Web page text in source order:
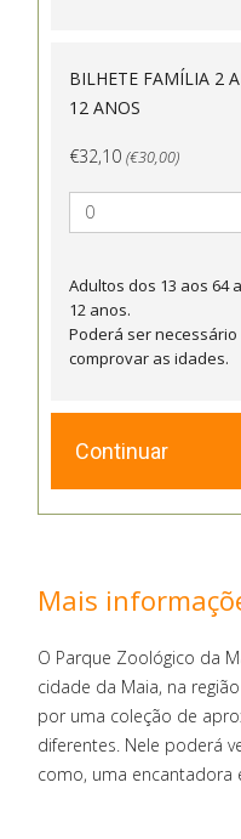
BILHETE FAMÍLIA 2
12 ANOS
€32,10 (€30,00)
Adultos dos 13 aos 64
12 anos.
Poderá ser necessário
comprovar as idades.
Continuar
Mais
O Parque Zoológico da
cidade da Maia, na
por uma coleção de
diferentes. Nele poderá
como, uma encantadora